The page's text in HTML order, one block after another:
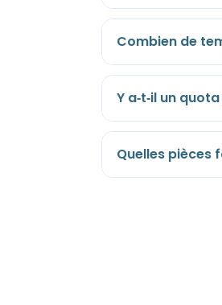
Combien de
Y a‑t‑il un
Quelles pièces